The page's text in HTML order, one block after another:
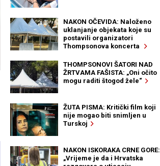
NAKON OČEVIDA: Naloženo
uklanjanje objekata koje su
postavili organizatori
Thompsonova koncerta
THOMPSONOVI ŠATORI NAD
ŽRTVAMA FAŠISTA: „Oni očito
mogu raditi štogod žele“
ŽUTA PISMA: Kritički film koji
nije mogao biti snimljen u
Turskoj
NAKON ISKORAKA CRNE GORE:
„Vrijeme je da i Hrvatska